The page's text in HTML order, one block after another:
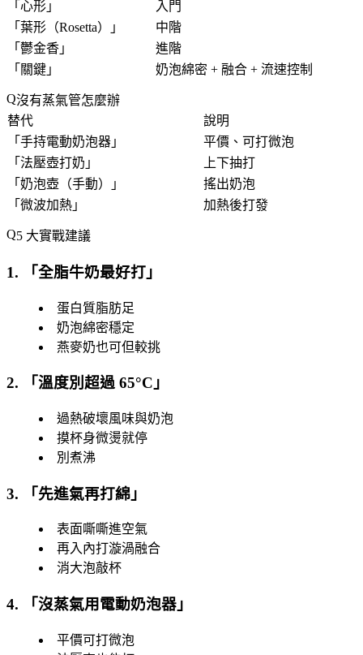
「 心形 」
入門
「 葉形（Rosetta） 」
中階
「 鬱金香 」
進階
「 關鍵 」 奶泡綿密 + 融合 + 流速控制
沒有蒸氣管怎麼辦
替代
說明
「 手持電動奶泡器 」
平價、可打微泡
「 法壓壺打奶 」
上下抽打
「 奶泡壺（手動） 」
搖出奶泡
「 微波加熱 」 加熱後打發
5 大實戰建議
1. 「全脂牛奶最好打 」
蛋白質脂肪足
奶泡綿密穩定
燕麥奶也可但較挑
2. 「溫度別超過 65°C 」
過熱破壞風味與奶泡
摸杯身微燙就停
別煮沸
3. 「先進氣再打綿 」
表面嘶嘶進空氣
再入內打漩渦融合
消大泡敲杯
4. 「沒蒸氣用電動奶泡器 」
平價可打微泡